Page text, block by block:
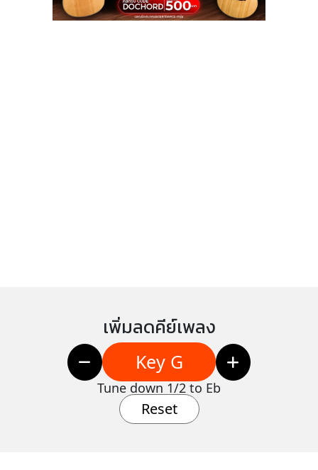
เพิ่มลดคีย์เพลง
Key G
Tune down 1/2 to Eb
Reset